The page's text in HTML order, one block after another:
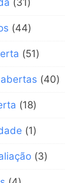
(31)
(44)
(51)
(40)
(18)
(1)
(3)